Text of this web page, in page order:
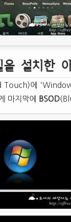
을 설치한
Touch)에
마지막에
BSOD